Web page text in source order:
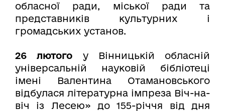
обласної ради, міської ради та
представників культурних і
громадських установ.
26 лютого у Вінницькій обласній
універсальній науковій бібліотеці
імені Валентина Отамановського
відбулася літературна імпреза Віч-на-
віч із Лесею» до 155-річчя від дня